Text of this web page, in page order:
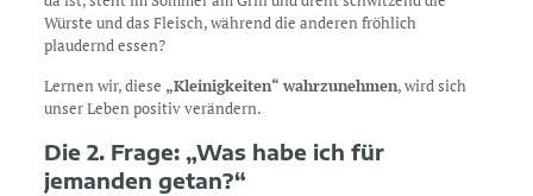
Würste und das Fleisch, während die anderen fröhlich
plaudernd essen?
Lernen wir, diese „Kleinigkeiten“ wahrzunehmen, wird sich
unser Leben positiv verändern.
Die 2. Frage: „Was habe ich für
jemanden getan?“